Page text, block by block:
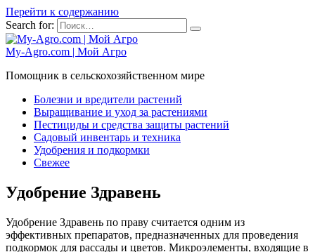
Перейти к содержанию
Search for:
My-Agro.com | Мой Агро
Помощник в сельскохозяйственном мире
Болезни и вредители растений
Выращивание и уход за растениями
Пестициды и средства защиты растений
Садовый инвентарь и техника
Удобрения и подкормки
Свежее
Удобрение Здравень
Удобрение Здравень по праву считается одним из
эффективных препаратов, предназначенных для проведения
подкормок для рассады и цветов. Микроэлементы, входящие в